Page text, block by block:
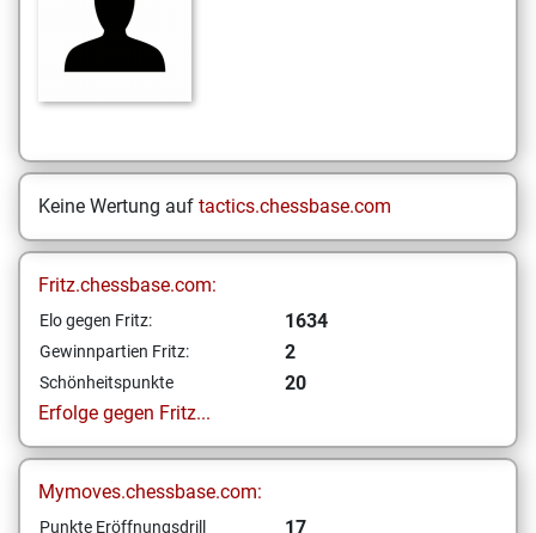
Keine Wertung auf tactics.chessbase.com
Fritz.chessbase.com:
Elo gegen Fritz: 1634
Gewinnpartien Fritz: 2
Schönheitspunkte
20
Erfolge gegen Fritz...
Mymoves.chessbase.com:
Punkte Eröffnungsdrill 17